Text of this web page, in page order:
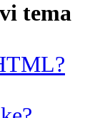
tema